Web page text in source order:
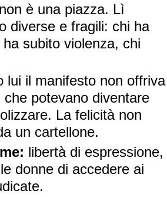
è una piazza. Lì
diverse e fragili: chi ha
subito violenza, chi
lui il manifesto non offriva
potevano diventare
La felicità non
un cartellone.
libertà di espressione,
donne di accedere ai